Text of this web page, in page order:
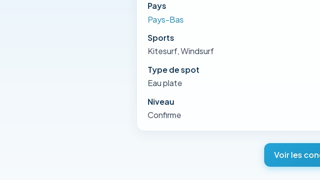
Pays
Pays-Bas
Sports
Kitesurf, Windsurf
Type de spot
Eau plate
Niveau
Confirme
Voir les